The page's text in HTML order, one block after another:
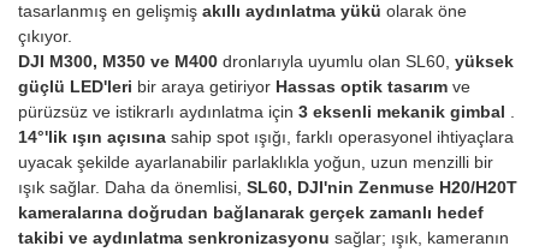
tasarlanmış en gelişmiş akıllı aydınlatma yükü olarak öne
çıkıyor.
DJI M300, M350 ve M400 dronlarıyla uyumlu olan SL60, yüksek
güçlü LED'leri bir araya getiriyor Hassas optik tasarım ve
pürüzsüz ve istikrarlı aydınlatma için 3 eksenli mekanik gimbal .
14°'lik ışın açısına sahip spot ışığı, farklı operasyonel ihtiyaçlara
uyacak şekilde ayarlanabilir parlaklıkla yoğun, uzun menzilli bir
ışık sağlar. Daha da önemlisi, SL60, DJI'nin Zenmuse H20/H20T
kameralarına doğrudan bağlanarak gerçek zamanlı hedef
takibi ve aydınlatma senkronizasyonu sağlar; ışık, kameranın